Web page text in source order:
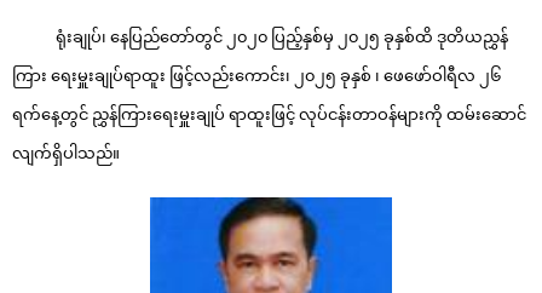
ရုံးချုပ်၊ နေပြည်တော်တွင် ၂၀၂၀ ပြည့်နှစ်မှ ၂၀၂၅ ခုနှစ်ထိ ဒုတိယညွှန်
ကြား ရေးမှူးချုပ်ရာထူး ဖြင့်လည်းကောင်း၊ ၂၀၂၅ ခုနှစ် ၊ ဖေဖော်ဝါရီလ ၂၆
ရက်နေ့တွင် ညွှန်ကြားရေးမှူးချုပ် ရာထူးဖြင့် လုပ်ငန်းတာဝန်များကို ထမ်းဆောင်
လျက်ရှိပါသည်။